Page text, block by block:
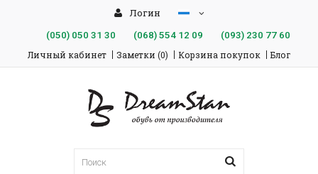
Логин
(050)050 31 30 (068)554 12 09 (093)230 77 60
Личный кабинет Заметки (0) Корзина покупок Блог